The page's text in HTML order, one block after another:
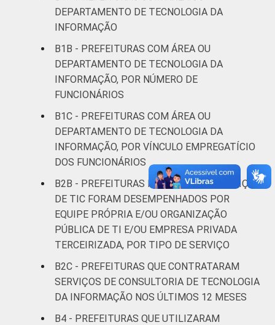
mil
Mais de
500 mil
habitantes
37
Fonte: CGI.br/NIC.br, Centro Regional de
Estudos para o Desenvolvimento da
Sociedade da Informação (Cetic.br),
Pesquisa sobre o uso das tecnologias de
informação e comunicação no setor público
brasileiro - TIC Governo Eletrônico 2019.
DEPARTAMENTO DE TECNOLOGIA DA
INFORMAÇÃO
B1B - PREFEITURAS COM ÁREA OU
DEPARTAMENTO DE TECNOLOGIA DA
INFORMAÇÃO, POR NÚMERO DE
FUNCIONÁRIOS
B1C - PREFEITURAS COM ÁREA OU
DEPARTAMENTO DE TECNOLOGIA DA
INFORMAÇÃO, POR VÍNCULO EMPREGATÍCIO
DOS FUNCIONÁRIOS
B2B - PREFEITURAS NAS QUAIS OS SERVIÇOS
DE TIC FORAM DESEMPENHADOS POR
EQUIPE PRÓPRIA E/OU ORGANIZAÇÃO
PÚBLICA DE TI E/OU EMPRESA PRIVADA
TERCEIRIZADA, POR TIPO DE SERVIÇO
B2C - PREFEITURAS QUE CONTRATARAM
SERVIÇOS DE CONSULTORIA DE TECNOLOGIA
DA INFORMAÇÃO NOS ÚLTIMOS 12 MESES
B4 - PREFEITURAS QUE UTILIZARAM